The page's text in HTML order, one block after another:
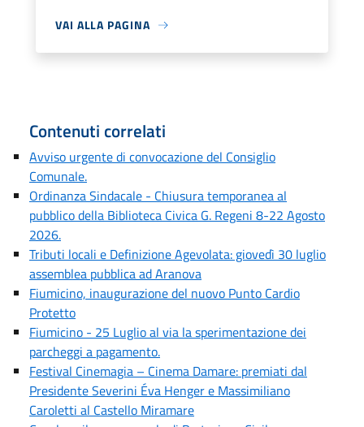
VAI ALLA PAGINA
Contenuti correlati
Avviso urgente di convocazione del Consiglio
Comunale.
Ordinanza Sindacale - Chiusura temporanea al
pubblico della Biblioteca Civica G. Regeni 8-22 Agosto
2026.
Tributi locali e Definizione Agevolata: giovedì 30 luglio
assemblea pubblica ad Aranova
Fiumicino, inaugurazione del nuovo Punto Cardio
Protetto
Fiumicino - 25 Luglio al via la sperimentazione dei
parcheggi a pagamento.
Festival Cinemagia – Cinema Damare: premiati dal
Presidente Severini Éva Henger e Massimiliano
Caroletti al Castello Miramare